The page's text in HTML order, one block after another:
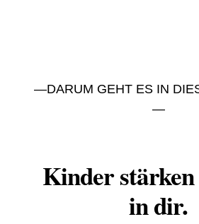
—DARUM GEHT ES IN
—
Kinder
in dir.